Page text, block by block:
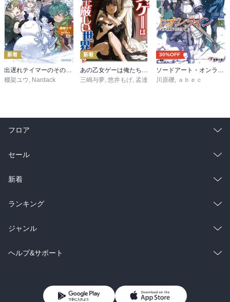
新着
出遅れテイマーのその日暮らし 16
棚架ユウ, Nardack
新着
あの乙女ゲーは俺たちに厳しい世界です 6
三嶋与夢, 悠井もげ, 孟達
30%OFF
ソードアート・オンライン29 ユナイタル・リングVIII
川原礫, ａｂｅｃ
フロア
総合
ラノベ
雑誌・グラビア
BL・TL
セール
総合
ラノベ
雑誌・グラビア
BL・TL
新着
総合
ラノベ
雑誌・グラビア
ランキング
総合
ラノベ
ジャンル
コミック
ライトノベル 男子向けラノベ
ヘルプ&サポート
よくあるご質問 お問い合わせ